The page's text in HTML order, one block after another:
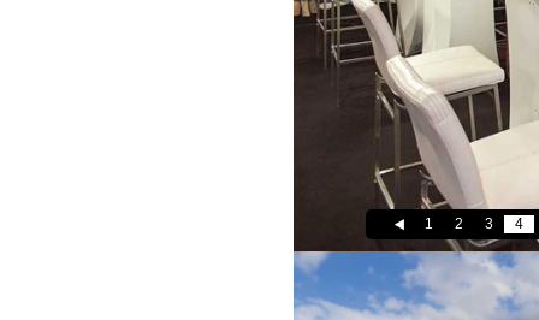
1 2 3 4